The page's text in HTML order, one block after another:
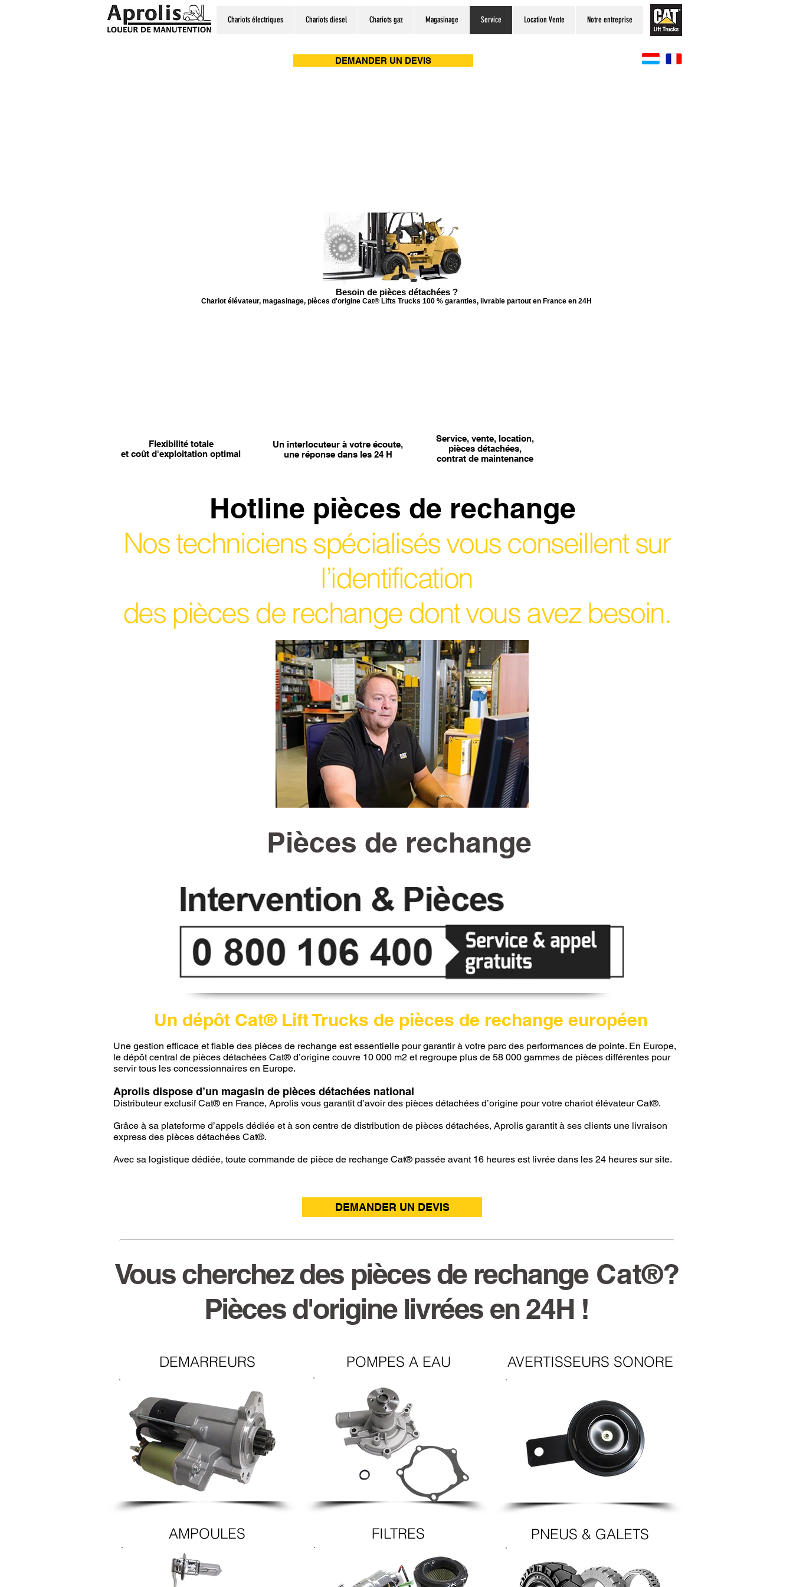
Chariots électriques Chariots diesel Chariots gaz Magasinage Service Location Vente Notre entreprise
DEMANDER UN DEVIS
Besoin de pièces détachées ?
Chariot élévateur, magasinage, pièces d'origine Cat® Lifts Trucks 100 % garanties, livrable partout en France en 24H
Service, vente, location,
pièces détachées,
contrat de maintenance
Un interlocuteur à votre écoute,
une réponse dans les 24 H
Flexibilité totale
et coût d'exploitation optimal
Hotline pièces de rechange
Nos techniciens spécialisés vous conseillent sur
l’identification
des pièces de rechange dont vous avez besoin.
Pièces de rechange
Un dépôt Cat® Lift Trucks de pièces de rechange européen
Une gestion efficace et fiable des pièces de rechange est essentielle pour garantir à votre parc des performances de pointe. En Europe,
le dépôt central de pièces détachées Cat® d’origine couvre 10 000 m2 et regroupe plus de 58 000 gammes de pièces différentes pour
servir tous les concessionnaires en Europe.
Aprolis dispose d’un magasin de pièces détachées national
Distributeur exclusif Cat® en France, Aprolis vous garantit d’avoir des pièces détachées d’origine pour votre chariot élévateur Cat®.
Grâce à sa plateforme d’appels dédiée et à son centre de distribution de pièces détachées, Aprolis garantit à ses clients une livraison
express des pièces détachées Cat®.
Avec sa logistique dédiée, toute commande de pièce de rechange Cat® passée avant 16 heures est livrée dans les 24 heures sur site.
DEMANDER UN DEVIS
Vous cherchez des pièces de rechangeCat®?
Pièces d'origine livrées en 24H !
DEMARREURS POMPES A EAU AVERTISSEURS SONORE
AMPOULES FILTRES PNEUS & GALETS